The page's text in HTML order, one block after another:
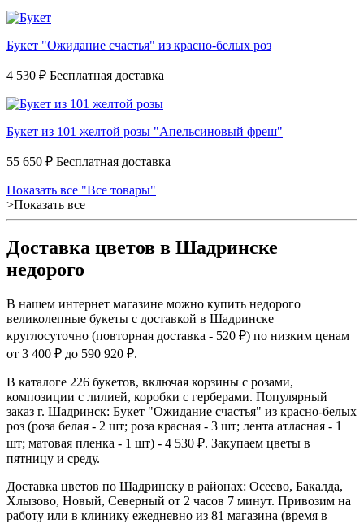
Букет "Ожидание счастья" из красно-белых роз
4 530 ₽
Букет из 101 желтой розы "Апельсиновый фреш"
55 650 ₽
Показать все "Все товары"
>Показать все
Доставка цветов в Шадринске
недорого
В нашем интернет магазине можно купить недорого
великолепные букеты с доставкой в Шадринске
круглосуточно (повторная доставка - 520 ₽) по низким ценам
от 3 400 ₽ до 590 920 ₽.
В каталоге 226 букетов, включая корзины с розами,
композиции с лилией, коробки с герберами. Популярный
заказ г. Шадринск: Букет "Ожидание счастья" из красно-белых
роз (роза белая - 2 шт; роза красная - 3 шт; лента атласная - 1
шт; матовая пленка - 1 шт) - 4 530 ₽. Закупаем цветы в
пятницу и среду.
Доставка цветов по Шадринску в районах: Осеево, Бакалда,
Хлызово, Новый, Северный от 2 часов 7 минут. Привозим на
работу или в клинику ежедневно из 81 магазина (время в